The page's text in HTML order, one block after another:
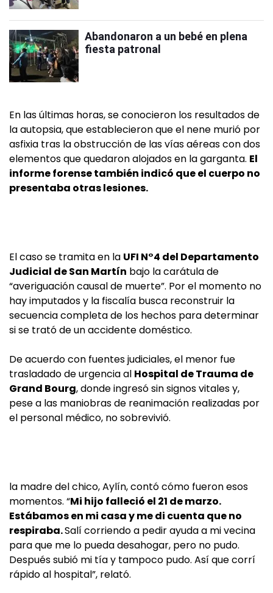
Abandonaron a un bebé en plena
fiesta patronal
En las últimas horas, se conocieron los resultados de
la autopsia, que establecieron que el nene murió por
asfixia tras la obstrucción de las vías aéreas con dos
elementos que quedaron alojados en la garganta. El
informe forense también indicó que el cuerpo no
presentaba otras lesiones.
El caso se tramita en la UFI N°4 del Departamento
Judicial de San Martín bajo la carátula de
“averiguación causal de muerte”. Por el momento no
hay imputados y la fiscalía busca reconstruir la
secuencia completa de los hechos para determinar
si se trató de un accidente doméstico.
De acuerdo con fuentes judiciales, el menor fue
trasladado de urgencia al Hospital de Trauma de
Grand Bourg, donde ingresó sin signos vitales y,
pese a las maniobras de reanimación realizadas por
el personal médico, no sobrevivió.
la madre del chico, Aylín, contó cómo fueron esos
momentos. “Mi hijo falleció el 21 de marzo.
Estábamos en mi casa y me di cuenta que no
respiraba.Salí corriendo a pedir ayuda a mi vecina
para que me lo pueda desahogar, pero no pudo.
Después subió mi tía y tampoco pudo. Así que corrí
rápido al hospital”, relató.